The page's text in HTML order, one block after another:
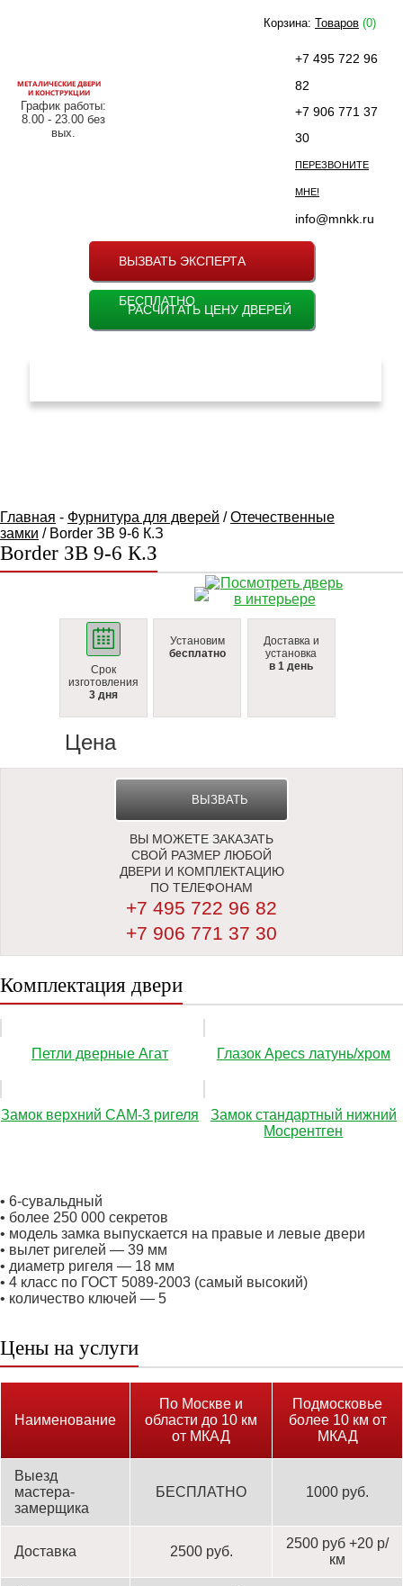
МЕТАЛИЧЕСКИЕ ДВЕРИ
И КОНСТРУКЦИИ
График работы:
8.00 - 23.00 без
вых.
+7 495 722 96
82
+7 906 771 37
30
ПЕРЕЗВОНИТЕ
МНЕ!
info@mnkk.ru
ВЫЗВАТЬ ЭКСПЕРТА
БЕСПЛАТНО
РАСЧИТАТЬ ЦЕНУ ДВЕРЕЙ
Корзина: Товаров (0)
Главная - Фурнитура для дверей /Отечественные
замки / Border ЗВ 9-6 К.З
Border ЗВ 9-6 К.З
Срок
изготовления
3 дня
Установим
бесплатно
Доставка и
установка
в 1 день
Цена
ВЫЗВАТЬ
ЗАМЕРЩИКА
ВЫ МОЖЕТЕ ЗАКАЗАТЬ
СВОЙ РАЗМЕР ЛЮБОЙ
ДВЕРИ И КОМПЛЕКТАЦИЮ
ПО ТЕЛЕФОНАМ
+7 495 722 96 82
+7 906 771 37 30
Комплектация двери
Петли дверные Агат Глазок Apecs латунь/хром
Замок верхний САМ-3 ригеля
Замок стандартный нижний
Мосрентген
• 6-сувальдный
• более 250 000 секретов
• модель замка выпускается на правые и левые двери
• вылет ригелей — 39 мм
• диаметр ригеля — 18 мм
• 4 класс по ГОСТ 5089-2003 (самый высокий)
• количество ключей — 5
Цены на услуги
Наименование
По Москве и
области до 10 км
от МКАД
Подмосковье
более 10 км от
МКАД
Выезд
мастера-
замерщика
БЕСПЛАТНО 1000 руб.
Доставка 2500 руб.
2500 руб +20 р/
км